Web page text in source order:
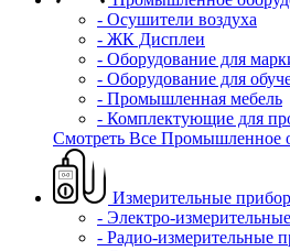
- Осушители воздуха
- ЖК Дисплеи
- Оборудование для
- Оборудование для
- Промышленная мебель
- Комплектующие для
Смотреть Все Промышленное
Измерительные
- Электро-
- Радио-измерительные